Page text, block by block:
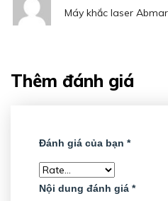
Máy khắc laser
Thêm đánh giá
Đánh giá của bạn *
Nội dung đánh giá *